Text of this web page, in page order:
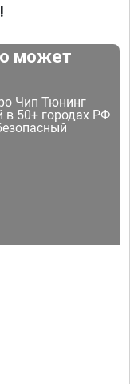
может
Чип Тюнинг
в 50+ городах РФ